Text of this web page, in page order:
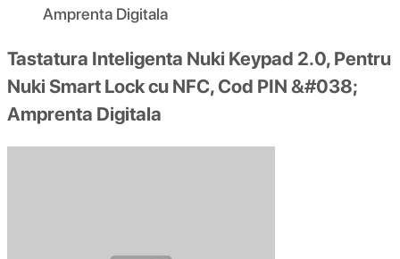
Amprenta Digitala
Tastatura Inteligenta Nuki Keypad 2.0, Pentru
Nuki Smart Lock cu NFC, Cod PIN &#038;
Amprenta Digitala